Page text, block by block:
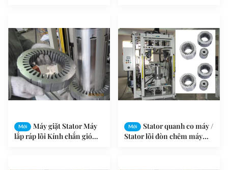
Mới
Máy giặt Stator Máy
lắp ráp lõi Kính chắn gió
Mới
Stator quanh co máy /
Stator lõi đòn chêm máy